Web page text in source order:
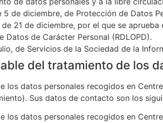
5 de diciembre, de Protección de Datos
21 de diciembre, por el que se
de Carácter Personal (RDLOPD).
de Servicios de la Sociedad de la
del tratamiento de los
los datos personales recogidos en
Sus datos de contacto son los
los datos personales recogidos en